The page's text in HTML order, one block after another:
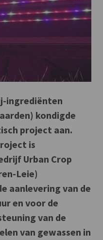
ingrediënten
kondigde
project aan.
is
Urban Crop
Leie)
aanlevering van de
en voor de
van de
van gewassen in